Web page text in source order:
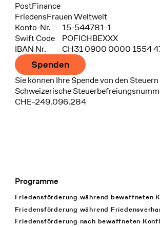
Bank
PostFinance
Recipient
FriedensFrauen Weltweit
Konto-Nr.
15-544781-1
Swift Code
POFICHBEXXX
IBAN Nr.
CH31 0900 0000 1554
Spenden
Sie können Ihre Spende von den
Schweizerische
CHE-249.096.284
Footer Navigation
Programme
Friedensförderung während bewaffneten
Friedensförderung während
Friedensförderung nach bewaffneten